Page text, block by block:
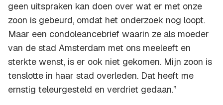
geen uitspraken kan doen over wat er met onze
zoon is gebeurd, omdat het onderzoek nog loopt.
Maar een condoleancebrief waarin ze als moeder
van de stad Amsterdam met ons meeleeft en
sterkte wenst, is er ook niet gekomen. Mijn zoon is
tenslotte in haar stad overleden. Dat heeft me
ernstig teleurgesteld en verdriet gedaan.”